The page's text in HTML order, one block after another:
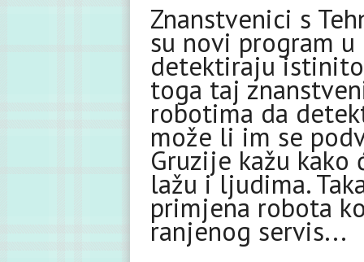
Znanstvenici s
su novi program
detektiraju
toga taj
robotima da
može li im se
Gruzije kažu
lažu i ljudima.
primjena robota
ranjenog servis...